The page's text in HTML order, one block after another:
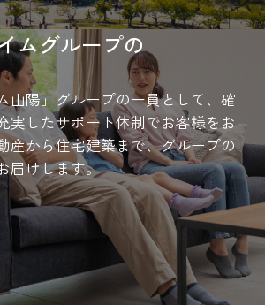
ムグループの
山陽」グループの一員として、確
実したサポート体制でお客様をお
産から住宅建築まで、グループの
届けします。